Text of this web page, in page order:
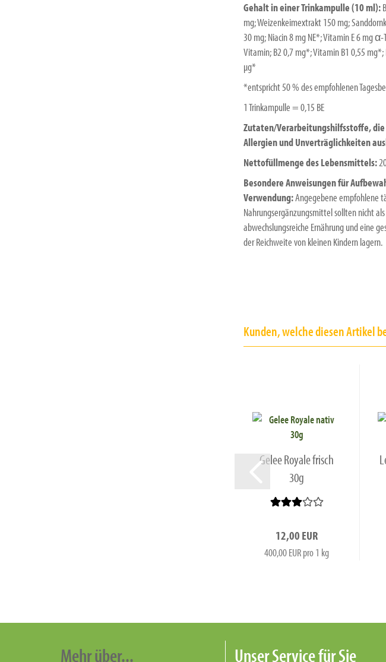
Gehalt in einer Trinkampulle (10 ml):
mg; Weizenkeimextrakt 150 mg;
30 mg; Niacin 8 mg NE*; Vitamin E 6 mg
Vitamin; B2 0,7 mg*; Vitamin B1 0,55
µg*
*entspricht 50 % des empfohlenen
1 Trinkampulle = 0,15 BE
Zutaten/Verarbeitungshilfsstoffe, die
Allergien und Unverträglichkeiten
Nettofüllmenge des Lebensmittels:
Besondere Anweisungen für
Verwendung:Angegebene empfohlene
Nahrungsergänzungsmittel sollten nicht
abwechslungsreiche Ernährung und eine
der Reichweite von kleinen Kindern lagern.
Kunden, welche diesen Artikel
Gelee Royale frisch
30g
12,00 EUR
400,00 EUR pro 1 kg
Mehr über... Unser Service für Sie